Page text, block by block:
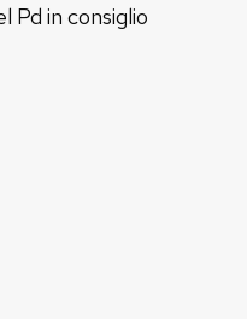
Pd in consiglio